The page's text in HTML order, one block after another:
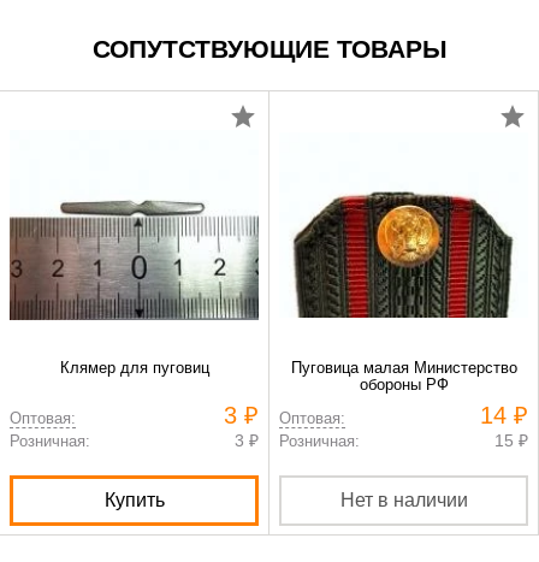
СОПУТСТВУЮЩИЕ ТОВАРЫ
Клямер для пуговиц
Оптовая: 3 ₽
Розничная: 3 ₽
Купить
Пуговица малая Министерство
обороны РФ
Оптовая:
14 ₽
Розничная: 15 ₽
Нет в наличии